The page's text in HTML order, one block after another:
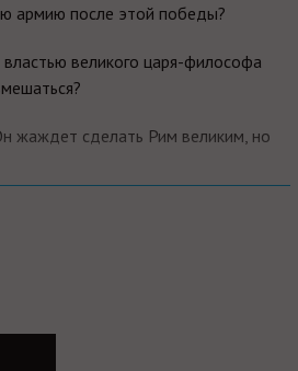
армию после этой победы?
великого царя-философа
жаждет сделать Рим великим, но
— и великих возможностей.
IV века до н. э. Ее действие
Сицилию, Сардинию, Корсику и